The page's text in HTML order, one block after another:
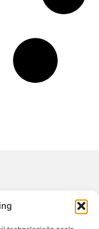
leven.
die je helpen
adviezen